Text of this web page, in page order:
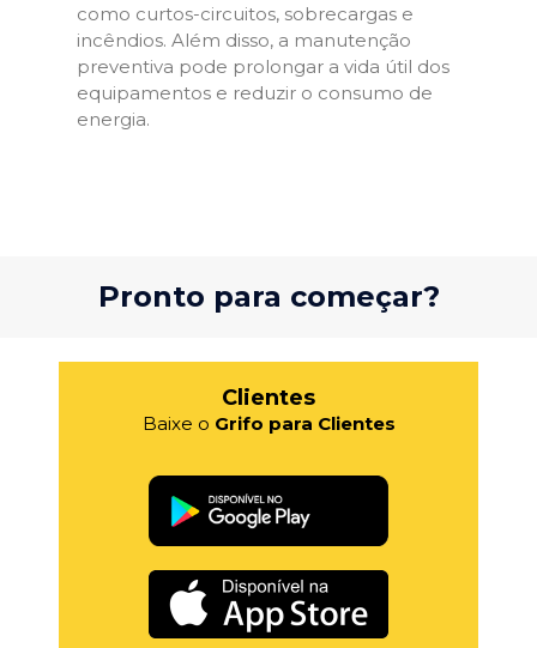
como curtos-circuitos, sobrecargas e
incêndios. Além disso, a manutenção
preventiva pode prolongar a vida útil dos
equipamentos e reduzir o consumo de
energia.
Pronto para começar?
Clientes
Baixe o Grifo para Clientes